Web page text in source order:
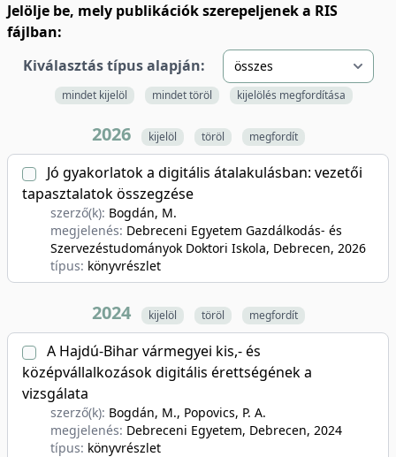
Jelölje be, mely publikációk szerepeljenek a RIS
fájlban:
Kiválasztás típus alapján:
mindet kijelöl mindet töröl kijelölés megfordítása
2026 kijelöl töröl megfordít
Jó gyakorlatok a digitális átalakulásban: vezetői
tapasztalatok összegzése
szerző(k): Bogdán, M.
megjelenés: Debreceni Egyetem Gazdálkodás- és
Szervezéstudományok Doktori Iskola, Debrecen, 2026
típus: könyvrészlet
2024 kijelöl töröl megfordít
A Hajdú-Bihar vármegyei kis,- és
középvállalkozások digitális érettségének a
vizsgálata
szerző(k): Bogdán, M., Popovics, P. A.
megjelenés: Debreceni Egyetem, Debrecen, 2024
típus: könyvrészlet